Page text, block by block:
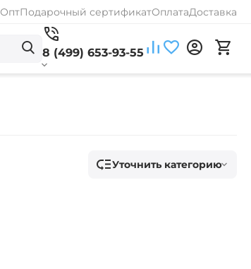
ОптПодарочный сертификатОплатаДоставка
8 (499) 653-93-55
Уточнить категорию